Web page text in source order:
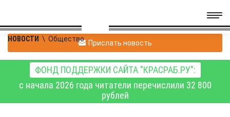
НОВОСТИ \ Общество Прислать новость
ФОНД ПОДДЕРЖКИ САЙТА "КРАСРАБ.РУ":
с начала 2026 года читатели перечислили 32 800
рублей